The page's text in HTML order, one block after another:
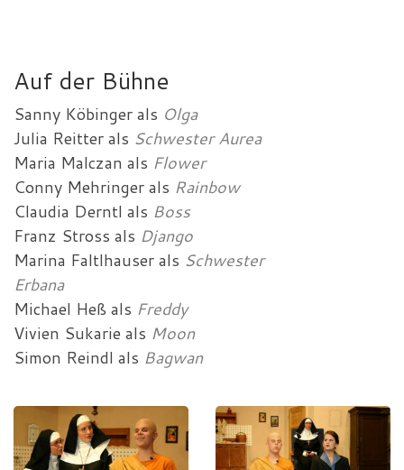
Auf der Bühne
Sanny Köbingerals Olga
Julia Reitterals Schwester Aurea
Maria Malczan als Flower
Conny Mehringerals Rainbow
Claudia Derntl als Boss
Franz Stross als Django
Marina Faltlhauserals Schwester
Erbana
Michael Heß als Freddy
Vivien Sukarie als Moon
Simon Reindl als Bagwan